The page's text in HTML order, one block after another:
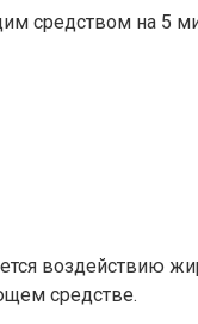
средством на 5
воздействию
средстве.